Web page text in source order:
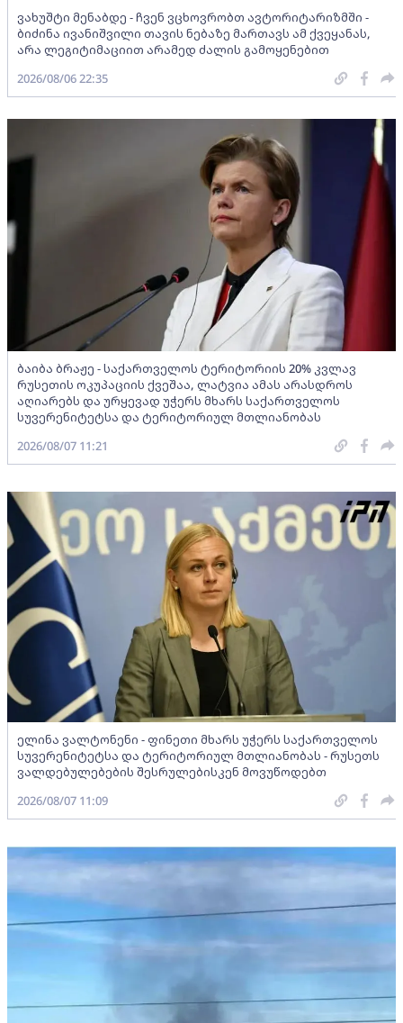
ვახუშტი მენაბდე - ჩვენ ვცხოვრობთ ავტორიტარიზმში -
ბიძინა ივანიშვილი თავის ნებაზე მართავს ამ ქვეყანას,
არა ლეგიტიმაციით არამედ ძალის გამოყენებით
2026/08/06 22:35
ბაიბა ბრაჟე - საქართველოს ტერიტორიის 20% კვლავ
რუსეთის ოკუპაციის ქვეშაა, ლატვია ამას არასდროს
აღიარებს და ურყევად უჭერს მხარს საქართველოს
სუვერენიტეტსა და ტერიტორიულ მთლიანობას
2026/08/07 11:21
ელინა ვალტონენი - ფინეთი მხარს უჭერს საქართველოს
სუვერენიტეტსა და ტერიტორიულ მთლიანობას - რუსეთს
ვალდებულებების შესრულებისკენ მოვუწოდებთ
2026/08/07 11:09